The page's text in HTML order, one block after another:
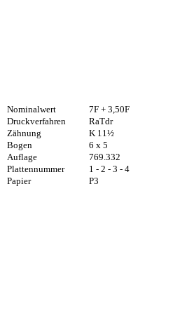
Nominalwert
7F + 3,50F
Druckverfahren
RaTdr
Zähnung
K 11½
Bogen
6 x 5
Auflage
769.332
Plattennummer
1 - 2 - 3 - 4
Papier
P3